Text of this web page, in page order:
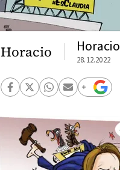
Horacio Horacio
28.12.2022